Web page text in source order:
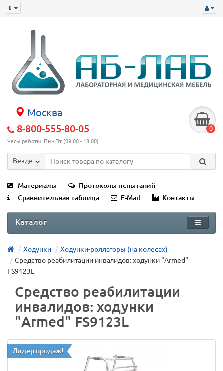
Москва
8-800-555-80-05
Часы работы: Пн - Пт (09:00 - 18:00)
0
Везде
Материалы
Протоколы испытаний
Сравнительная таблица
E-Mail Контакты
Каталог
Ходунки
Ходунки-роллаторы (на колесах)
Средство реабилитации инвалидов: ходунки "Armed"
FS9123L
Средство реабилитации
инвалидов: ходунки
"Armed" FS9123L
Лидер продаж!